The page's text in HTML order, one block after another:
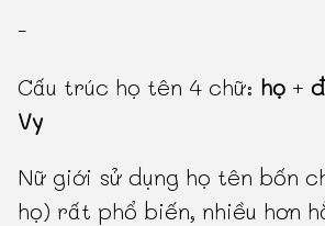
-
Cấu trúc họ tên 4 chữ: họ +
Vy
Nữ giới sử dụng họ tên bốn
họ) rất phổ biến, nhiều hơn